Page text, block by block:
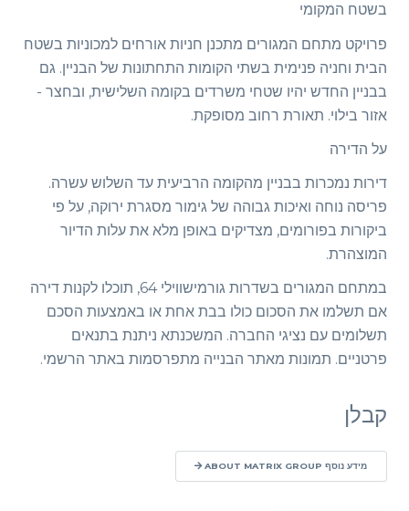
בשטח המקומי
פרויקט מתחם המגורים מתכנן חניות אורחים למכוניות בשטח
הבית וחניה פנימית בשתי הקומות התחתונות של הבניין. גם
בבניין החדש יהיו שטחי משרדים בקומה השלישית, ובחצר -
אזור בילוי. תאורת רחוב מסופקת.
על הדירה
דירות נמכרות בבניין מהקומה הרביעית עד השלוש עשרה.
פריסה נוחה ואיכות גבוהה של גימור מסגרת ירוקה, על פי
ביקורות בפורומים, מצדיקים באופן מלא את עלות הדיור
המוצהרת.
במתחם המגורים בשדרות גורמישווילי 64, תוכלו לקנות דירה
אם תשלמו את הסכום כולו בבת אחת או באמצעות הסכם
תשלומים עם נציגי החברה. המשכנתא ניתנת בתנאים
פרטניים. תמונות מאתר הבנייה מתפרסמות באתר הרשמי.
קבלן
מידע נוסף ABOUT MATRIX GROUP